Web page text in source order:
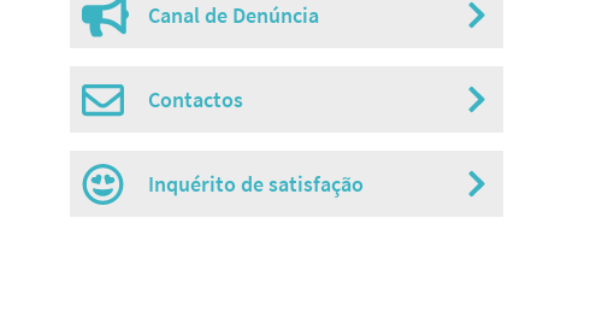
Canal de Denúncia
Contactos
Inquérito de satisfação